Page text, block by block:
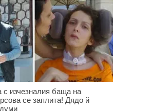
с изчезналия баща на
се заплита! Дядо й